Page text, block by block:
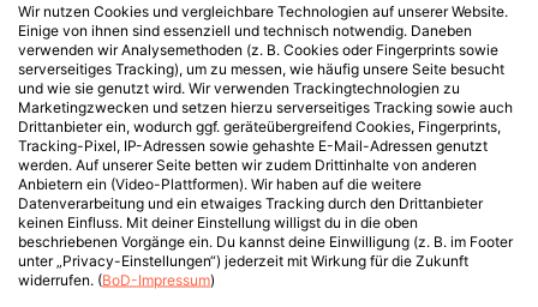
Wir nutzen Cookies und vergleichbare Technologien auf unserer Website.
Einige von ihnen sind essenziell und technisch notwendig. Daneben
verwenden wir Analysemethoden (z. B. Cookies oder Fingerprints sowie
serverseitiges Tracking), um zu messen, wie häufig unsere Seite besucht
und wie sie genutzt wird. Wir verwenden Trackingtechnologien zu
Marketingzwecken und setzen hierzu serverseitiges Tracking sowie auch
Drittanbieter ein, wodurch ggf. geräteübergreifend Cookies, Fingerprints,
Tracking-Pixel, IP-Adressen sowie gehashte E-Mail-Adressen genutzt
werden. Auf unserer Seite betten wir zudem Drittinhalte von anderen
Anbietern ein (Video-Plattformen). Wir haben auf die weitere
Datenverarbeitung und ein etwaiges Tracking durch den Drittanbieter
keinen Einfluss. Mit deiner Einstellung willigst du in die oben
beschriebenen Vorgänge ein. Du kannst deine Einwilligung (z. B. im Footer
unter „Privacy-Einstellungen“) jederzeit mit Wirkung für die Zukunft
widerrufen. (BoD-Impressum)